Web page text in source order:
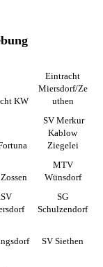
KW
Eintracht
Miersdorf/Ze
uthen
SV Merkur
Kablow
Ziegelei
MTV
Wünsdorf
SG
Schulzendorf
SV Siethen